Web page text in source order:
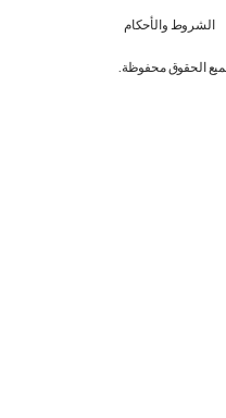
الشروط والأحكام